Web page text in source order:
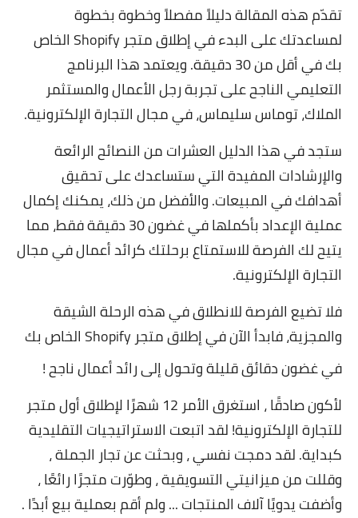
تقدّم هذه المقالة دليلاً مفصلاً وخطوة بخطوة
لمساعدتك على البدء في إطلاق متجر Shopify الخاص
بك في أقل من 30 دقيقة. ويعتمد هذا البرنامج
التعليمي الناجح على تجربة رجل الأعمال والمستثمر
الملاك، توماس سليماس، في مجال التجارة الإلكترونية.
ستجد في هذا الدليل العشرات من النصائح الرائعة
والإرشادات المفيدة التي ستساعدك على تحقيق
أهدافك في المبيعات. والأفضل من ذلك، يمكنك إكمال
عملية الإعداد بأكملها في غضون 30 دقيقة فقط، مما
يتيح لك الفرصة للاستمتاع برحلتك كرائد أعمال في مجال
التجارة الإلكترونية.
فلا تضيع الفرصة للانطلاق في هذه الرحلة الشيقة
والمجزية، فابدأ الآن في إطلاق متجر Shopify الخاص بك
في غضون دقائق قليلة وتحول إلى رائد أعمال ناجح !
لأكون صادقًا ، استغرق الأمر 12 شهرًا لإطلاق أول متجر
للتجارة الإلكترونية! لقد اتبعت الاستراتيجيات التقليدية
كبداية. لقد دمجت نفسي ، وبحثت عن تجار الجملة ،
وقللت من ميزانيتي التسويقية ، وطوّرت متجرًا رائعًا ،
وأضفت يدويًا آلاف المنتجات ... ولم أقم بعملية بيع أبدًا .